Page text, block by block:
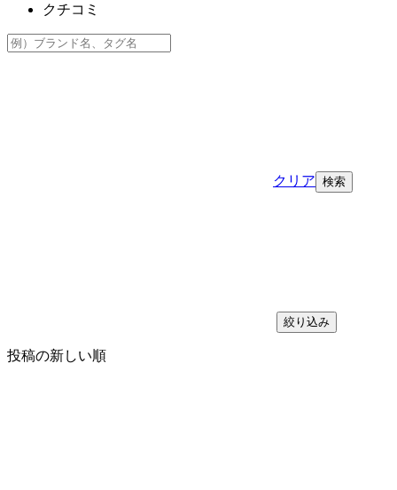
クチコミ
クリア
絞り込み
投稿の新しい順